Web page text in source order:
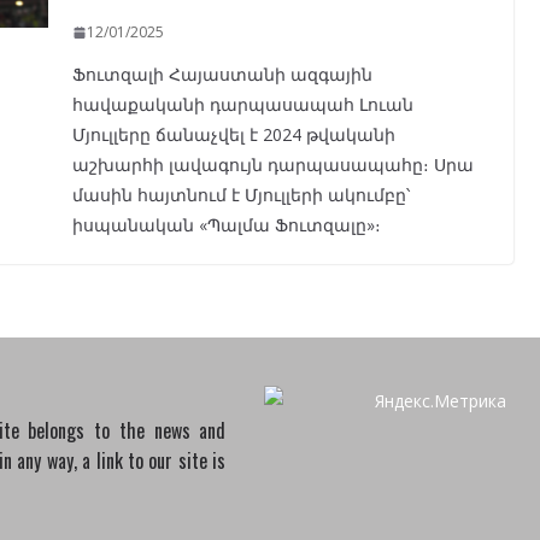
12/01/2025
Ֆուտզալի Հայաստանի ազգային
հավաքականի դարպասապահ Լուան
Մյուլլերը ճանաչվել է 2024 թվականի
աշխարհի լավագույն դարպասապահը։ Սրա
մասին հայտնում է Մյուլլերի ակումբը՝
իսպանական «Պալմա Ֆուտզալը»։
belongs to the news and
any way, a link to our site is